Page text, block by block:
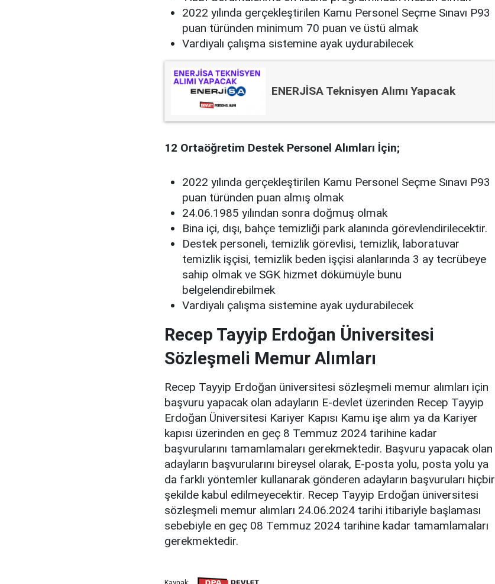
2022 yılında gerçekleştirilen Kamu Personel Seçme Sınavı P93
puan türünden minimum 70 puan ve üstü almak
Vardiyalı çalışma sistemine ayak uydurabilecek
ENERJİSA Teknisyen Alımı Yapacak
12 Ortaöğretim Destek Personel Alımları İçin;
2022 yılında gerçekleştirilen Kamu Personel Seçme Sınavı P93
puan türünden puan almış olmak
24.06.1985 yılından sonra doğmuş olmak
Bina içi, dışı, bahçe temizliği park alanında görevlendirilecektir.
Destek personeli, temizlik görevlisi, temizlik, laboratuvar
temizlik işçisi, temizlik beden işçisi alanlarında 3 ay tecrübeye
sahip olmak ve SGK hizmet dökümüyle bunu
belgelendirebilmek
Vardiyalı çalışma sistemine ayak uydurabilecek
Recep Tayyip Erdoğan Üniversitesi
Sözleşmeli Memur Alımları
Recep Tayyip Erdoğan üniversitesi sözleşmeli memur alımları için
başvuru yapacak olan adayların E-devlet üzerinden Recep Tayyip
Erdoğan Üniversitesi Kariyer Kapısı Kamu işe alım ya da Kariyer
kapısı üzerinden en geç 8 Temmuz 2024 tarihine kadar
başvurularını tamamlamaları gerekmektedir. Başvuru yapacak olan
adayların başvurularını bireysel olarak, E-posta yolu, posta yolu ya
da farklı yöntemler kullanarak gönderen adayların başvuruları hiçbir
şekilde kabul edilmeyecektir. Recep Tayyip Erdoğan üniversitesi
sözleşmeli memur alımları 24.06.2024 tarihi itibariyle başlaması
sebebiyle en geç 08 Temmuz 2024 tarihine kadar tamamlamaları
gerekmektedir.